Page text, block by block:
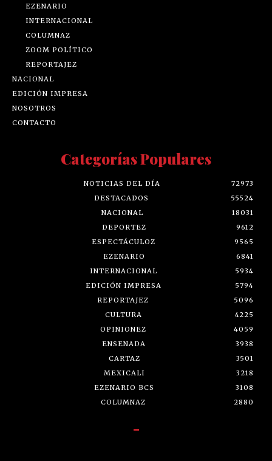
EZENARIO
INTERNACIONAL
COLUMNAZ
ZOOM POLÍTICO
REPORTAJEZ
NACIONAL
EDICIÓN IMPRESA
NOSOTROS
CONTACTO
Categorías Populares
NOTICIAS DEL DÍA
72973
DESTACADOS
55524
NACIONAL
18031
DEPORTEZ
9612
ESPECTÁCULOZ
9565
EZENARIO
6841
INTERNACIONAL
5934
EDICIÓN IMPRESA
5794
REPORTAJEZ
5096
CULTURA
4225
OPINIONEZ
4059
ENSENADA
3938
CARTAZ
3501
MEXICALI
3218
EZENARIO BCS
3108
COLUMNAZ
2880
-